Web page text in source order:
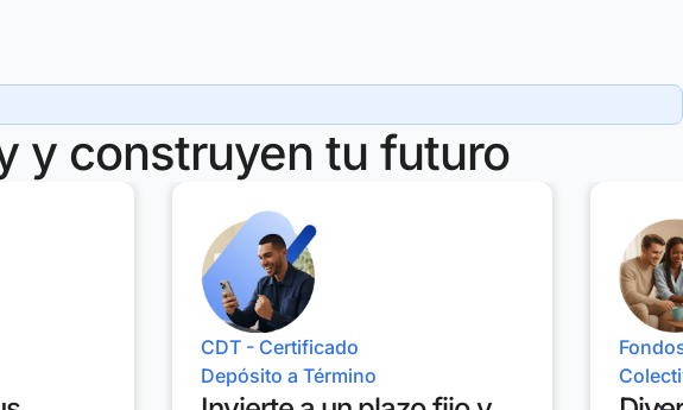
y construyen tu futuro
CDT - Certificado
Depósito a Término